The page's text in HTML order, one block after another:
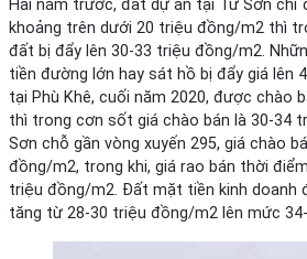
Hai năm trước, đất dự án tại Từ Sơn chỉ
khoảng trên dưới 20 triệu đồng/m2 thì
đất bị đẩy lên 30-33 triệu đồng/m2.
tiền đường lớn hay sát hồ bị đẩy giá lên
tại Phù Khê, cuối năm 2020, được chào
thì trong cơn sốt giá chào bán là 30-34
Sơn chỗ gần vòng xuyến 295, giá chào
đồng/m2, trong khi, giá rao bán thời
triệu đồng/m2. Đất mặt tiền kinh doanh
tăng từ 28-30 triệu đồng/m2 lên mức